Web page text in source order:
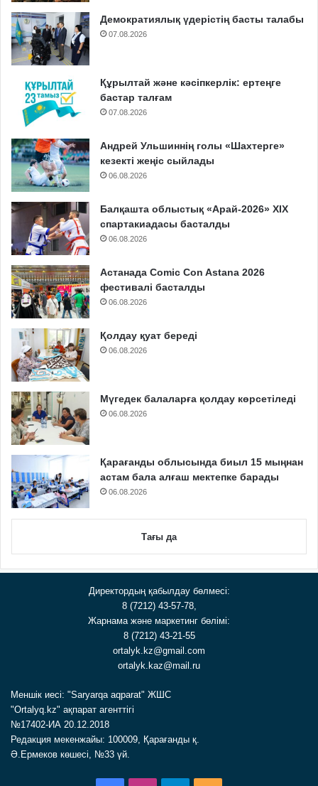
Демократиялық үдерістің басты талабы
07.08.2026
Құрылтай және кәсіпкерлік: ертеңге
бастар талғам
07.08.2026
Андрей Ульшиннің голы «Шахтерге»
кезекті жеңіс сыйлады
06.08.2026
Балқашта облыстық «Арай-2026» XIX
спартакиадасы басталды
06.08.2026
Астанада Comic Con Astana 2026
фестивалі басталды
06.08.2026
Қолдау қуат береді
06.08.2026
Мүгедек балаларға қолдау көрсетіледі
06.08.2026
Қарағанды облысында биыл 15 мыңнан
астам бала алғаш мектепке барады
06.08.2026
Тағы да
Директордың қабылдау бөлмесі:
8 (7212) 43-57-78,
Жарнама және маркетинг бөлімі:
8 (7212) 43-21-55
ortalyk.kz@gmail.com
ortalyk.kaz@mail.ru
Меншік иесі: "Saryarqa aqparat" ЖШС
"Ortalyq.kz" ақпарат агенттігі
№17402-ИА 20.12.2018
Редакция мекенжайы: 100009, Қарағанды қ.
Ә.Ермеков көшесі, №33 үй.